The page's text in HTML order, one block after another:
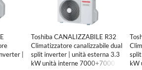
|
Toshiba CANALIZZABILE R32
Climatizzatore canalizzabile dual
split inverter | unità esterna 3.3
kW unità interne 7000+7000
kW